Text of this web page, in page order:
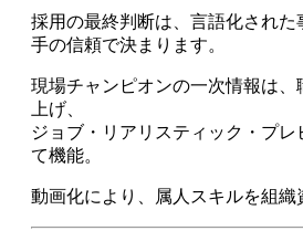
採用の最終判断は、言語化された
手の信頼で決まります。
現場チャンピオンの一次情報は、
上げ、
ジョブ・リアリスティック・プレ
て機能。
動画化により、属人スキルを組織